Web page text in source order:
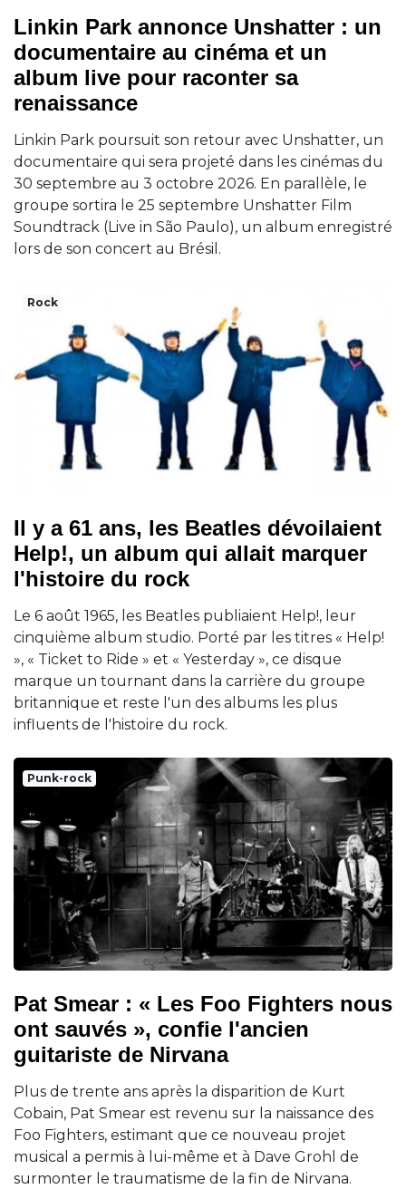
Linkin Park annonce Unshatter : un
documentaire au cinéma et un
album live pour raconter sa
renaissance
Linkin Park poursuit son retour avec Unshatter, un
documentaire qui sera projeté dans les cinémas du
30 septembre au 3 octobre 2026. En parallèle, le
groupe sortira le 25 septembre Unshatter Film
Soundtrack (Live in São Paulo), un album enregistré
lors de son concert au Brésil.
Rock
Il y a 61 ans, les Beatles dévoilaient
Help!, un album qui allait marquer
l'histoire du rock
Le 6 août 1965, les Beatles publiaient Help!, leur
cinquième album studio. Porté par les titres « Help!
», « Ticket to Ride » et « Yesterday », ce disque
marque un tournant dans la carrière du groupe
britannique et reste l'un des albums les plus
influents de l'histoire du rock.
Punk-rock
Pat Smear : « Les Foo Fighters nous
ont sauvés », confie l'ancien
guitariste de Nirvana
Plus de trente ans après la disparition de Kurt
Cobain, Pat Smear est revenu sur la naissance des
Foo Fighters, estimant que ce nouveau projet
musical a permis à lui-même et à Dave Grohl de
surmonter le traumatisme de la fin de Nirvana.